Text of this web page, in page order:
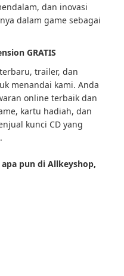
dan inovasi
dalam game sebagai
GRATIS
trailer, dan
menandai kami. Anda
online terbaik dan
kartu hadiah, dan
kunci CD yang
pun di Allkeyshop,